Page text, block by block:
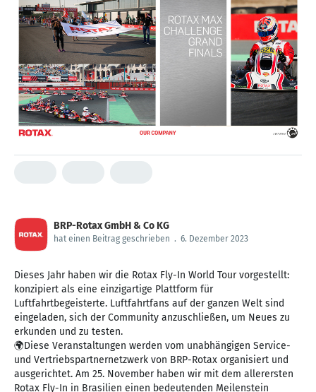
BRP-Rotax GmbH & Co KG
hat einen Beitrag geschrieben . 6. Dezember 2023
Dieses Jahr haben wir die Rotax Fly-In World Tour vorgestellt:
konzipiert als eine einzigartige Plattform für
Luftfahrtbegeisterte. Luftfahrtfans auf der ganzen Welt sind
eingeladen, sich der Community anzuschließen, um Neues zu
erkunden und zu testen.
🌍Diese Veranstaltungen werden vom unabhängigen Service-
und Vertriebspartnernetzwerk von BRP-Rotax organisiert und
ausgerichtet. Am 25. November haben wir mit dem allerersten
Rotax Fly-In in Brasilien einen bedeutenden Meilenstein